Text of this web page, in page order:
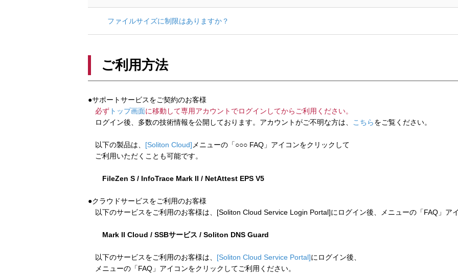
ファイルサイズに制限はありますか？
ご利用方法
●サポートサービスをご契約のお客様
必ず トップ画面に移動して専用アカウントでログインしてからご利用ください。
ログイン後、多数の技術情報を公開しております。アカウントがご不明な方は、
こちらをご覧ください。
以下の製品は、 [Soliton Cloud] メニューの「○○○ FAQ」アイコンをクリックして
ご利用いただくことも可能です。
FileZen S / InfoTrace Mark II / NetAttest EPS V5
●クラウドサービスをご利用のお客様
以下のサービスをご利用のお客様は、[Soliton Cloud Service Login Portal]にログイン後、メニューの「FAQ」ア
Mark II Cloud / SSBサービス / Soliton DNS Guard
以下のサービスをご利用のお客様は、 [Soliton Cloud Service Portal]にログイン後、
メニューの「FAQ」アイコンをクリックしてご利用ください。